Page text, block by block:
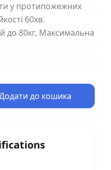
у протипожежних
60хв.
до 80кг, Максимальна
до кошика